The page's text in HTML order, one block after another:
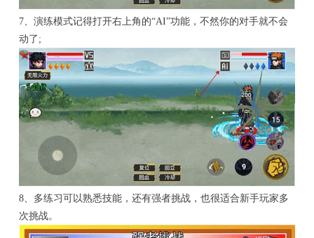
7、演练模式记得打开右上角的“AI”功能，不然你的对手就不会
动了;
8、多练习可以熟悉技能，还有强者挑战，也很适合新手玩家多
次挑战。